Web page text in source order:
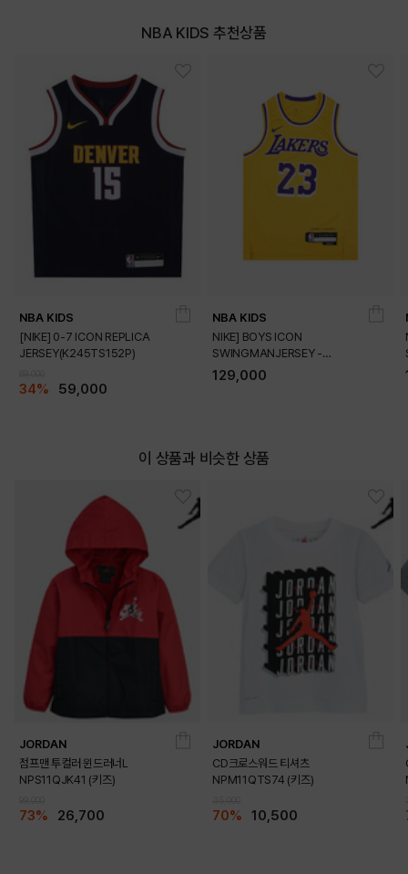
DETAILS
NBA KIDS 추천상품
NBA KIDS
[NIKE] 0-7 ICON REPLICA
JERSEY(K245TS152P)
34% 59,000
NBA KIDS
NIKE] BOYS ICON
SWINGMANJERSEY -
PLAYER(K245TS054P)
129,000
이 상품과 비슷한 상품
JORDAN
점프맨 투컬러 윈드러너L
NPS11QJK41 (키즈)
73% 26,700
JORDAN
CD크로스워드 티셔츠
NPM11QTS74 (키즈)
70% 10,500